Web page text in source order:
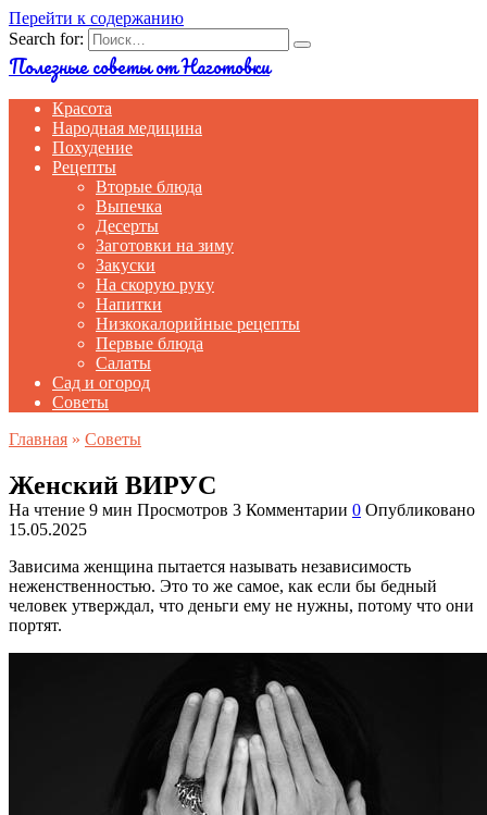
Перейти к содержанию
Search for:
Полезные советы от Наготовки
Красота
Народная медицина
Похудение
Рецепты
Вторые блюда
Выпечка
Десерты
Заготовки на зиму
Закуски
На скорую руку
Напитки
Низкокалорийные рецепты
Первые блюда
Салаты
Сад и огород
Советы
Главная » Советы
Женский ВИРУС
На чтение 9 мин Просмотров 3 Комментарии 0 Опубликовано
15.05.2025
Зависима женщина пытается называть независимость
неженственностью. Это то же самое, как если бы бедный
человек утверждал, что деньги ему не нужны, потому что они
портят.